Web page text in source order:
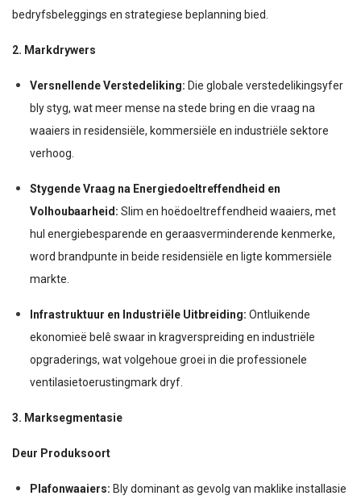
bedryfsbeleggings en strategiese beplanning bied.
2. Markdrywers
Versnellende Verstedeliking: Die globale verstedelikingsyfer
bly styg, wat meer mense na stede bring en die vraag na
waaiers in residensiële, kommersiële en industriële sektore
verhoog.
Stygende Vraag na Energiedoeltreffendheid en
Volhoubaarheid: Slim en hoëdoeltreffendheid waaiers, met
hul energiebesparende en geraasverminderende kenmerke,
word brandpunte in beide residensiële en ligte kommersiële
markte.
Infrastruktuur en Industriële Uitbreiding: Ontluikende
ekonomieë belê swaar in kragverspreiding en industriële
opgraderings, wat volgehoue groei in die professionele
ventilasietoerustingmark dryf.
3. Marksegmentasie
Deur Produksoort
Plafonwaaiers: Bly dominant as gevolg van maklike installasie